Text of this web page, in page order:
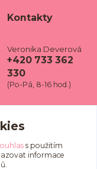
Kontakty
Veronika Deverová
+420 733 362
330
(Po-Pá, 8-16 hod.)
we.cz
s použitím
informace